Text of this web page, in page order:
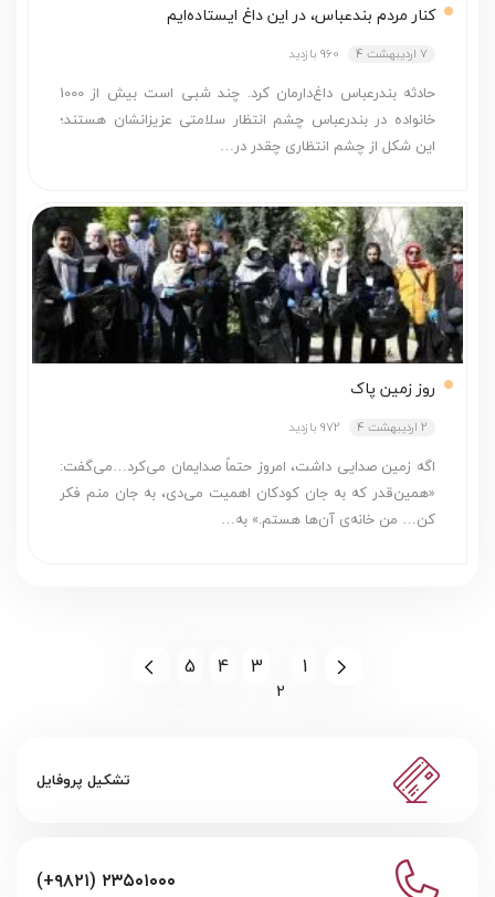
کنار مردم بندعباس، در این داغ ایستاده‌ایم
7 اردیبهشت 4 960 بازدید
حادثه بندرعباس داغ‌دارمان کرد. چند شبی است بیش از 1000
خانواده در بندرعباس چشم انتظار سلامتی عزیزانشان هستند؛
این شکل از چشم انتظاری چقدر در…
روز زمین پاک
2 اردیبهشت 4 972 بازدید
اگه زمین صدایی داشت، امروز حتماً صدایمان می‌کرد…می‌گفت:
«همین‌قدر که به جان کودکان اهمیت می‌دی، به جان منم فکر
کن… من خانه‌ی آن‌ها هستم.» به…
1
2
3
4
5
تشکیل پروفایل
(+۹۸۲۱) ۲۳۵۰۱۰۰۰